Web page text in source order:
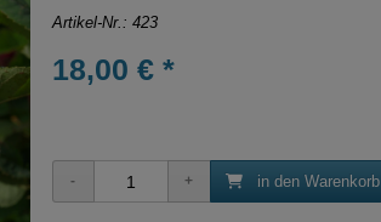
Artikel-Nr.: 423
18,00 € *
in den Warenkorb